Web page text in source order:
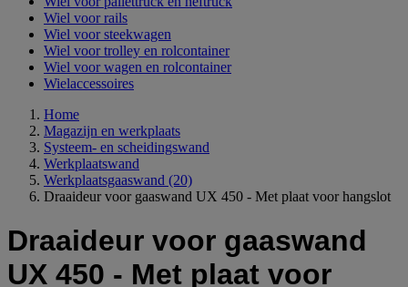
Wiel voor rails
Wiel voor steekwagen
Wiel voor trolley en rolcontainer
Wiel voor wagen en rolcontainer
Wielaccessoires
Home
Magazijn en werkplaats
Systeem- en scheidingswand
Werkplaatswand
Werkplaatsgaaswand (20)
Draaideur voor gaaswand UX 450 - Met plaat voor hangslot
Draaideur voor gaaswand
UX 450 - Met plaat voor